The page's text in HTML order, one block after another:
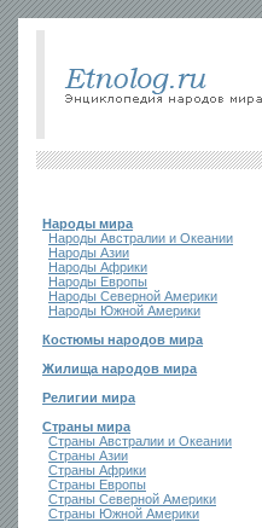
Народы мира
Народы Австралии и Океании
Народы Азии
Народы Африки
Народы Европы
Народы Северной Америки
Народы Южной Америки
Костюмы народов мира
Жилища народов мира
Религии мира
Страны мира
Страны Австралии и Океании
Страны Азии
Страны Африки
Страны Европы
Страны Северной Америки
Страны Южной Америки